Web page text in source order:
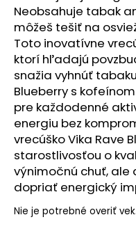
Neobsahuje tabak
môžeš tešiť na
Toto inovatívne
ktorí hľadajú
snažia vyhnúť
Blueberry s
pre každodenné
energiu bez
vrecúško Vika Rave
starostlivosťou o
výnimočnú chuť, ale
dopriať energický
Nie je potrebné overiť vek.
O
d
p
o
r
ú
č
a
m
e